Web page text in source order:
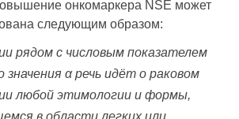
онкомаркера NSE может
следующим образом:
рядом с числовым показателем
значения α речь идёт о раковом
любой этимологии и формы,